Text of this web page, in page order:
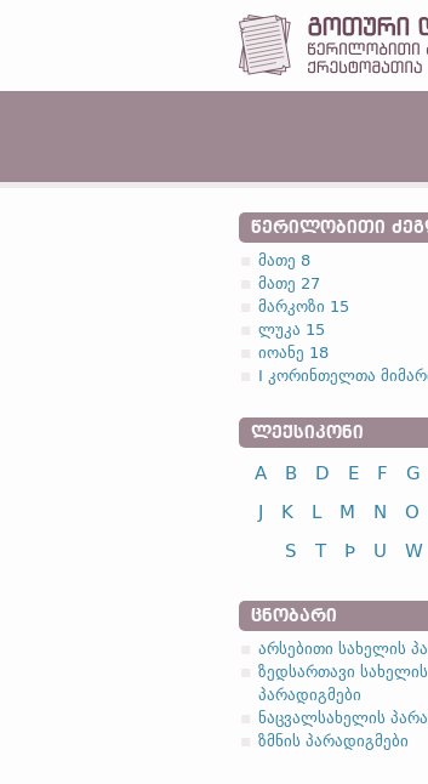
ᲬᲔᲠᲘᲚᲝᲑᲘᲗᲘ
მათე 8
მათე 27
მარკოზი 15
ლუკა 15
იოანე 18
I კორინთელთა
ᲚᲔᲥᲡᲘᲙᲝᲜᲘ
A B D E F G
J
K L M N O
S
T Þ U W
ᲪᲜᲝᲑᲐᲠᲘ
არსებითი სახელის
ზედსართავი სახელის
პარადიგმები
ნაცვალსახელის
ზმნის პარადიგმები